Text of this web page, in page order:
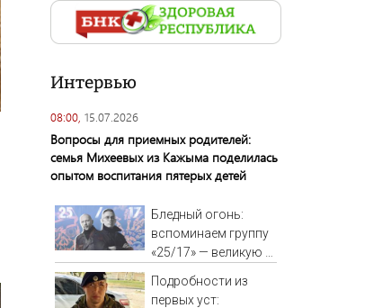
Интервью
08:00, 15.07.2026
Вопросы для приемных родителей:
семья Михеевых из Кажыма поделилась
опытом воспитания пятерых детей
Бледный огонь:
вспоминаем группу
«25/17» — великую и
Подробности из
первых уст: